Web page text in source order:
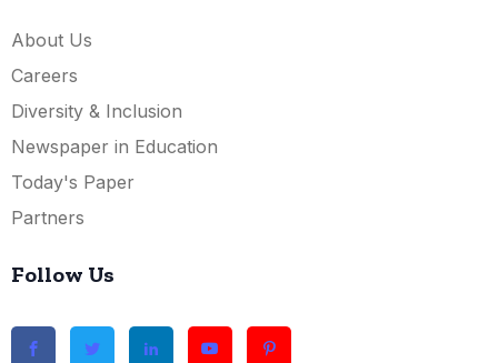
About Us
Careers
Diversity & Inclusion
Newspaper in Education
Today's Paper
Partners
Follow Us